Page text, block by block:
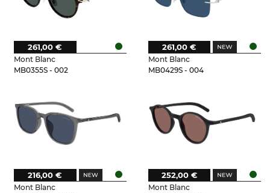
Mont Blanc
MB0355S - 002
261,00 €
Mont Blanc
MB0429S - 004
261,00 €
Mont Blanc
216,00 €
Mont Blanc
252,00 €